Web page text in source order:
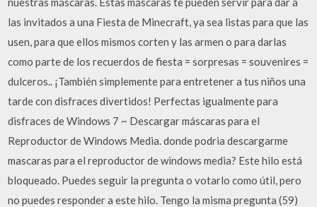
las invitados a una Fiesta de Minecraft, ya sea listas para que las
usen, para que ellos mismos corten y las armen o para darlas
como parte de los recuerdos de fiesta = sorpresas = souvenires =
dulceros.. ¡También simplemente para entretener a tus niños una
tarde con disfraces divertidos! Perfectas igualmente para
disfraces de Windows 7 ~ Descargar máscaras para el
Reproductor de Windows Media. donde podria descargarme
mascaras para el reproductor de windows media? Este hilo está
bloqueado. Puedes seguir la pregunta o votarlo como útil, pero
no puedes responder a este hilo. Tengo la misma pregunta (59)